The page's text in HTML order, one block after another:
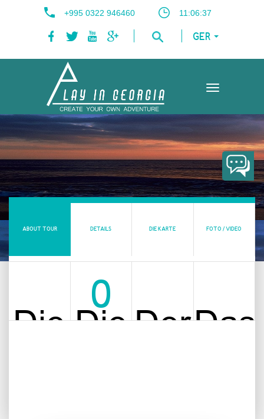
+995 0322 946460 11:06:37
GER
Toggle
ABOUT TOUR DETAILS DIE KARTE FOTO / VIDEO
Die
0
DieDerDas